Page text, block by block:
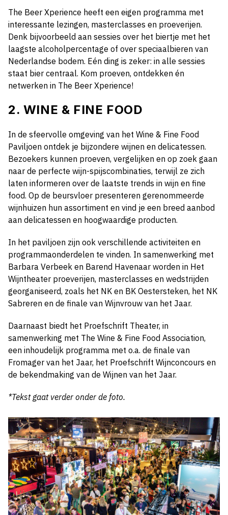
The Beer Xperience heeft een eigen programma met
interessante lezingen, masterclasses en proeverijen.
Denk bijvoorbeeld aan sessies over het biertje met het
laagste alcoholpercentage of over speciaalbieren van
Nederlandse bodem. Eén ding is zeker: in alle sessies
staat bier centraal. Kom proeven, ontdekken én
netwerken in The Beer Xperience!
2. WINE & FINE FOOD
In de sfeervolle omgeving van het Wine & Fine Food
Paviljoen ontdek je bijzondere wijnen en delicatessen.
Bezoekers kunnen proeven, vergelijken en op zoek gaan
naar de perfecte wijn-spijscombinaties, terwijl ze zich
laten informeren over de laatste trends in wijn en fine
food. Op de beursvloer presenteren gerenommeerde
wijnhuizen hun assortiment en vind je een breed aanbod
aan delicatessen en hoogwaardige producten.
In het paviljoen zijn ook verschillende activiteiten en
programmaonderdelen te vinden. In samenwerking met
Barbara Verbeek en Barend Havenaar worden in Het
Wijntheater proeverijen, masterclasses en wedstrijden
georganiseerd, zoals het NK en BK Oestersteken, het NK
Sabreren en de finale van Wijnvrouw van het Jaar.
Daarnaast biedt het Proefschrift Theater, in
samenwerking met The Wine & Fine Food Association,
een inhoudelijk programma met o.a. de finale van
Fromager van het Jaar, het Proefschrift Wijnconcours en
de bekendmaking van de Wijnen van het Jaar.
*Tekst gaat verder onder de foto.